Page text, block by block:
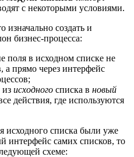
с некоторыми условиями.
изначально создать и
бизнес-процесса:
поля в исходном списке не
а прямо через интерфейс
из исходного списка в новый
действия, где используются
исходного списка были уже
интерфейс самих списков, то
схеме: